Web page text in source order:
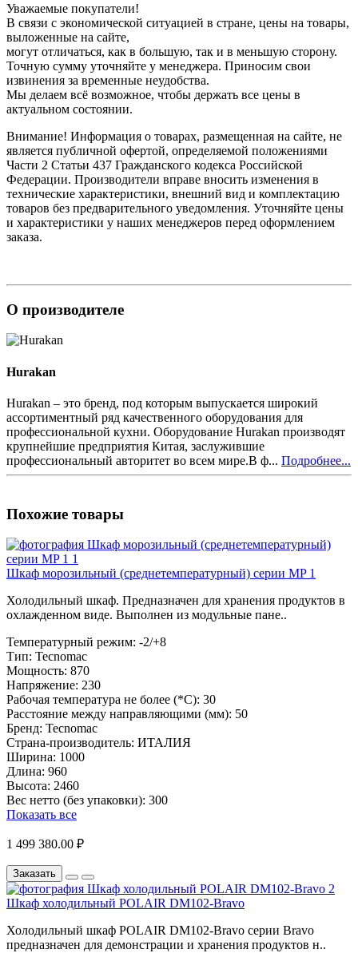
Уважаемые покупатели!
В связи с экономической ситуацией в стране, цены на товары,
выложенные на сайте,
могут отличаться, как в большую, так и в меньшую сторону.
Точную сумму уточняйте у менеджера. Приносим свои
извинения за временные неудобства.
Мы делаем всё возможное, чтобы держать все цены в
актуальном состоянии.
Внимание! Информация о товарах, размещенная на сайте, не
является публичной офертой, определяемой положениями
Части 2 Статьи 437 Гражданского кодекса Российской
Федерации. Производители вправе вносить изменения в
технические характеристики, внешний вид и комплектацию
товаров без предварительного уведомления. Уточняйте цены
и характеристики у наших менеджеров перед оформлением
заказа.
О производителе
Hurakan
Hurakan – это бренд, под которым выпускается широкий
ассортиментный ряд качественного оборудования для
профессиональной кухни. Оборудование Hurakan производят
крупнейшие предприятия Китая, заслужившие
профессиональный авторитет во всем мире.В ф... Подробнее...
Похожие товары
Шкаф морозильный (среднетемпературный) серии MP 1
Холодильный шкаф. Предназначен для хранения продуктов в
охлажденном виде. Выполнен из модульные пане..
Температурный режим: -2/+8
Тип: Tecnomac
Мощность: 870
Напряжение: 230
Рабочая температура не более (*С): 30
Расстояние между направляющими (мм): 50
Бренд: Tecnomac
Страна-производитель: ИТАЛИЯ
Ширина: 1000
Длина: 960
Высота: 2460
Вес нетто (без упаковки): 300
Показать все
1 499 380.00 ₽
Заказать
Шкаф холодильный POLAIR DM102-Bravo
Холодильный шкаф POLAIR DM102-Bravo серии Bravo
предназначен для демонстрации и хранения продуктов н..